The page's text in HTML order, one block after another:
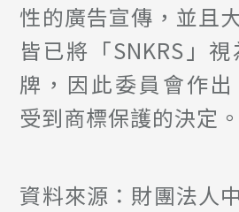
性的廣告宣傳，並且
皆已將「SNKRS」
牌，因此委員會作出
受到商標保護的決定。
資料來源：財團法人